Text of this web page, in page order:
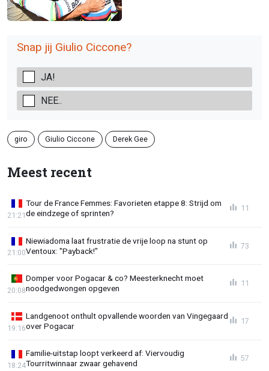
Snap jij Giulio Ciccone?
JA!
NEE..
giro Giulio Ciccone Derek Gee
Meest recent
Tour de France Femmes: Favorieten etappe 8: Strijd om
de eindzege of sprinten?
21:21
11
Niewiadoma laat frustratie de vrije loop na stunt op
Ventoux: "Payback!"
21:00
73
Domper voor Pogacar & co? Meesterknecht moet
noodgedwongen opgeven
20:08
11
Landgenoot onthult opvallende woorden van Vingegaard
over Pogacar
19:16
17
Familie-uitstap loopt verkeerd af: Viervoudig
Tourritwinnaar zwaar gehavend
18:24
57